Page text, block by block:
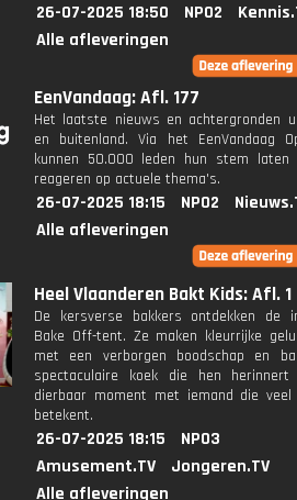
26-07-2025 18:50 NPO2
Alle afleveringen
EenVandaag: Afl. 177
Het laatste nieuws en achtergronden
en buitenland. Via het EenVandaag
kunnen 50.000 leden hun stem laten
reageren op actuele thema's.
26-07-2025 18:15 NPO2
Alle afleveringen
Heel Vlaanderen Bakt Kids: Afl. 1
De kersverse bakkers ontdekken de
Bake Off-tent. Ze maken kleurrijke
met een verborgen boodschap en
spectaculaire koek die hen
dierbaar moment met iemand die
betekent.
26-07-2025 18:15
NPO3
Amusement.TV
Jongeren.TV
Alle afleveringen